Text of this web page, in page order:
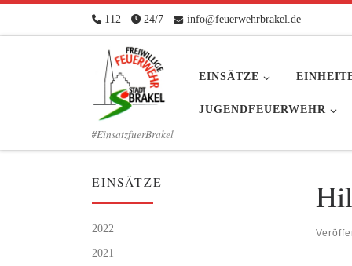
Zum Inhalt springen
112 24/7 info@feuerwehrbrakel.de
#EinsatzfuerBrakel
EINSÄTZE
JUGENDFEUERWEHR
EINSÄTZE
2022
2021